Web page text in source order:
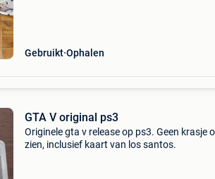
Gebruikt Ophalen
GTA V original ps3
Originele gta v release op ps3. Geen krasje
zien, inclusief kaart van los santos.